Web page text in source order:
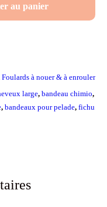
au panier
Foulards à nouer & à enrouler
large, bandeau chimio,
, bandeaux pour pelade, fichu